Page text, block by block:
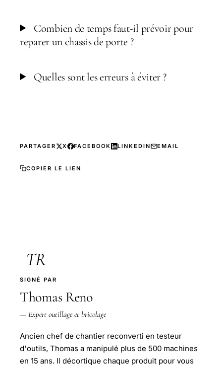
Combien de temps faut-il prévoir pour
reparer un chassis de porte ?
Quelles sont les erreurs à éviter ?
PARTAGER X FACEBOOK LINKEDIN EMAIL
COPIER LE LIEN
TR
SIGNÉ PAR
Thomas Reno
— Expert outillage et bricolage
Ancien chef de chantier reconverti en testeur
d'outils, Thomas a manipulé plus de 500 machines
en 15 ans. Il décortique chaque produit pour vous